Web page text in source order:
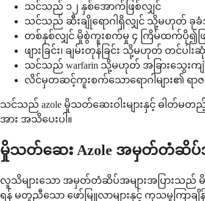
သင်သည် ၁၂ နှစ်အောက်ဖြစ်လျှင်
သင်သည် ဆီးချိုရောဂါရှိလျှင် သို့မဟုတ် ခုခံအ
တစ်နှစ်လျှင် မှိုစွဲကူးစက်မှု ၄ ကြိမ်ထက်ပို၍ဖြ
ဖျားခြင်း၊ ချမ်းတုန်ခြင်း သို့မဟုတ် တင်ပ
သင်သည် warfarin သို့မဟုတ် အခြားသွေးကျဲ
လိင်မှတဆင့်ကူးစက်သောရောဂါများ၏ ရာ
သင်သည် azole မှိုသတ်ဆေးဝါးများနှင့် ဓါတ်
အား အသိပေးပါ။
မှိုသတ်ဆေး Azole အမှတ်တံဆိပ်
လူသိများသော အမှတ်တံဆိပ်အများအပြားသည်
ရန် မတူညီသော ဖော်မြူလာများနှင့် ကုသမှုကြာချိန်